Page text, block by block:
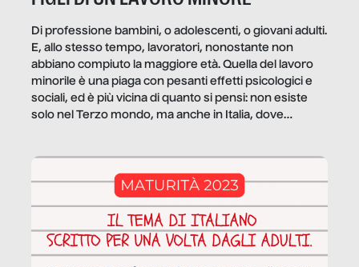
Di professione bambini, o adolescenti, o giovani adulti.
E, allo stesso tempo, lavoratori, nonostante non
abbiano compiuto la maggiore età. Quella del lavoro
minorile è una piaga con pesanti effetti psicologici e
sociali, ed è più vicina di quanto si pensi: non esiste
solo nel Terzo mondo, ma anche in Italia, dove